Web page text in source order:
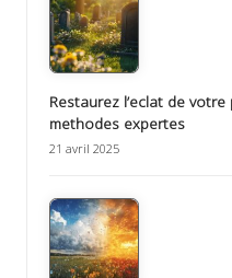
Restaurez l’eclat de
methodes expertes
21 avril 2025